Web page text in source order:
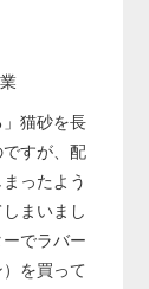
」猫砂を長
すが、配
ったよう
まいまし
でラバー
を買って